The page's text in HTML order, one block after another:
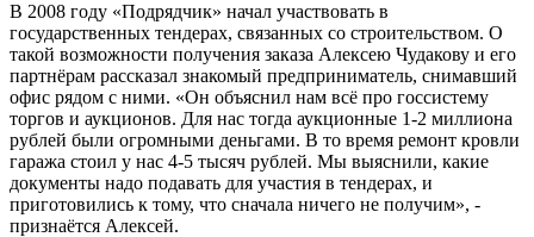
В 2008 году «Подрядчик» начал участвовать в
государственных тендерах, связанных со строительством. О
такой возможности получения заказа Алексею Чудакову и его
партнёрам рассказал знакомый предприниматель, снимавший
офис рядом с ними. «Он объяснил нам всё про госсистему
торгов и аукционов. Для нас тогда аукционные 1-2 миллиона
рублей были огромными деньгами. В то время ремонт кровли
гаража стоил у нас 4-5 тысяч рублей. Мы выяснили, какие
документы надо подавать для участия в тендерах, и
приготовились к тому, что сначала ничего не получим», -
признаётся Алексей.